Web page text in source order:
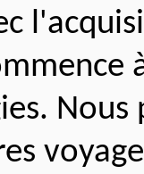
Nous